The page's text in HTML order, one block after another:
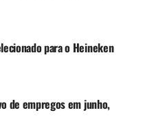
para o Heineken
de empregos em junho,